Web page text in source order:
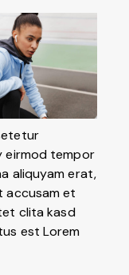
eirmod tempor
aliquyam erat,
accusam et
clita kasd
est Lorem